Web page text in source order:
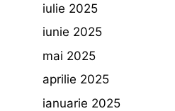
iulie 2025
iunie 2025
mai 2025
aprilie 2025
ianuarie 2025